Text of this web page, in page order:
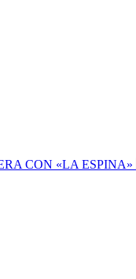
CON «LA ESPINA»